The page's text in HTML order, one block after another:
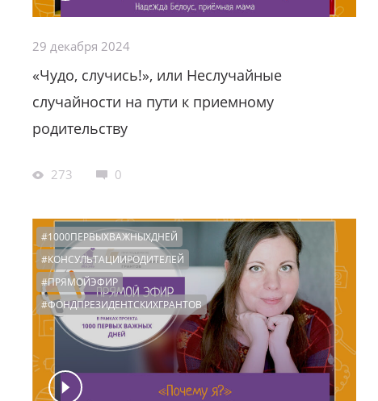
29 декабря 2024
«Чудо, случись!», или Неслучайные
случайности на пути к приемному
родительству
273 0
#1000ПЕРВЫХВАЖНЫХДНЕЙ
#КОНСУЛЬТАЦИИРОДИТЕЛЕЙ
#ПРЯМОЙЭФИР
#ФОНДПРЕЗИДЕНТСКИХГРАНТОВ